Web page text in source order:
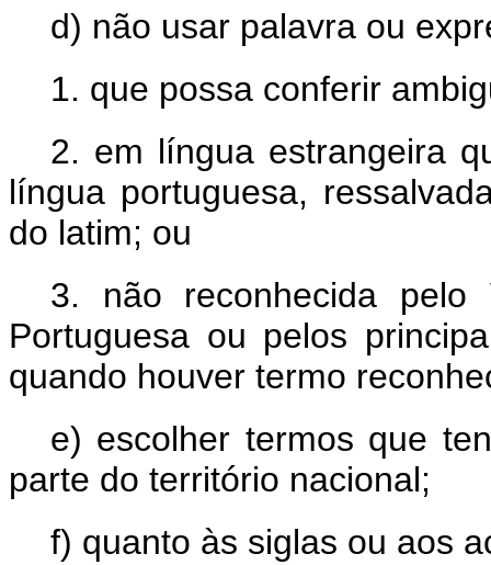
d) não usar palavra ou
1. que possa conferir
2. em língua estrangeira
língua portuguesa,
do latim; ou
3. não reconhecida pelo
Portuguesa ou pelos
quando houver termo
e) escolher termos que
parte do território nacional;
f) quanto às siglas ou aos